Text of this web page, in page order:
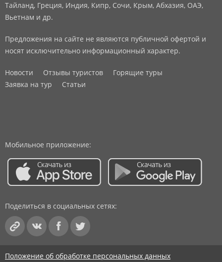
Тайланд, Греция, Индия, Кипр, Сочи, Крым, Абхазия, ОАЭ,
Вьетнам и др.
Предложения на сайте не являются публичной офертой и
носят исключительно информационный характер.
Новости Отзывы туристов
Горящие туры
Заявка на тур
Статьи
Мобильное приложение:
Поделиться в социальных сетях:
Положение об обработке персональных данных